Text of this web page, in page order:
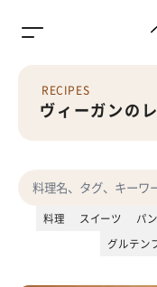
RECIPES
ヴィーガンの
料理 スイーツ パン
グルテン